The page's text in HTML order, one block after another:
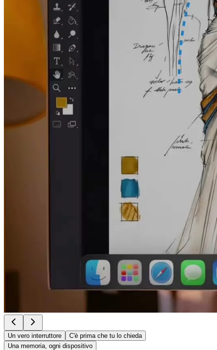
Un vero interruttore
C'è prima che tu lo chieda
Una memoria, ogni dispositivo